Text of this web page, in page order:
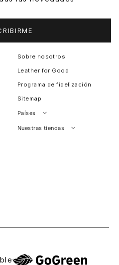
Sobre nosotros
Leather for Good
Programa de fidelización
Sitemap
Países
Perú
Nuestras tiendas